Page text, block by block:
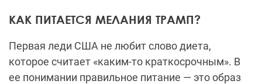
КАК ПИТАЕТСЯ МЕЛАНИЯ ТРАМП?
Первая леди США не любит слово диета,
которое считает «каким-то краткосрочным». В
ее понимании правильное питание — это образ